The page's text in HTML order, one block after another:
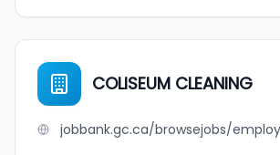
COLISEUM CLEANING